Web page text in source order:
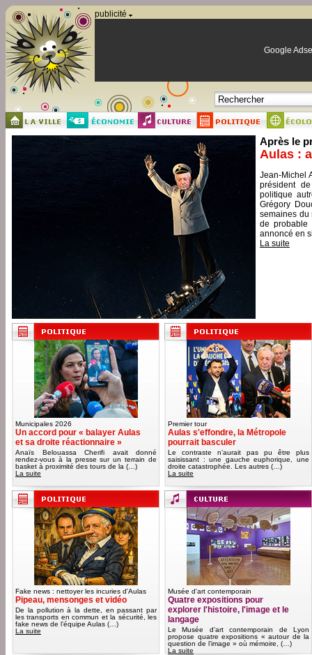
publicité
Google
Après le
Aulas :
Jean-Michel
président
politique
Grégory
semaines du
de probable
annoncé en
La suite
Municipales 2026
Un accord pour « balayer Aulas
et sa droite réactionnaire »
Anaïs Belouassa Cherifi avait donné
rendez-vous à la presse sur un terrain de
basket à proximité des tours de la (…)
La suite
Premier tour
Aulas s'effondre, la Métropole
pourrait basculer
Le contraste n’aurait pas pu être plus
saisissant : une gauche euphorique, une
droite catastrophée. Les autres (…)
La suite
Fake news : nettoyer les incuries d'Aulas
Pipeau, mensonges et vidéo
De la pollution à la dette, en passant par
les transports en commun et la sécurité, les
fake news de l’équipe Aulas (…)
La suite
Musée d'art contemporain
Quatre expositions pour
explorer l'histoire, l'image et le
langage
Le Musée d’art contemporain de Lyon
propose quatre expositions « autour de la
question de l’image » où mémoire, (…)
La suite
Panneau de gestion des cookies